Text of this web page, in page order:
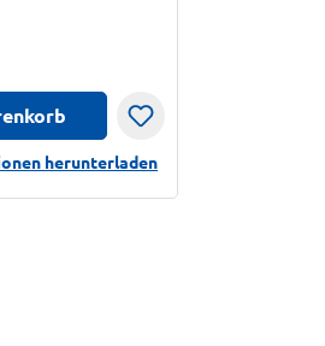
herunterladen